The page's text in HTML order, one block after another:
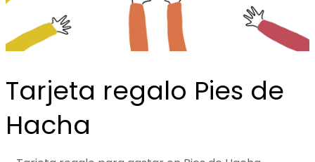
Tarjeta regalo Pies de
Hacha